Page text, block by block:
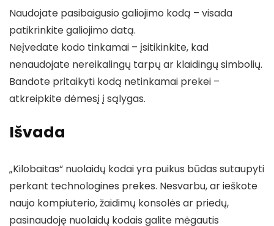
Naudojate pasibaigusio galiojimo kodą – visada
patikrinkite galiojimo datą.
Neįvedate kodo tinkamai – įsitikinkite, kad
nenaudojate nereikalingų tarpų ar klaidingų simbolių.
Bandote pritaikyti kodą netinkamai prekei –
atkreipkite dėmesį į sąlygas.
Išvada
„Kilobaitas“ nuolaidų kodai yra puikus būdas sutaupyti
perkant technologines prekes. Nesvarbu, ar ieškote
naujo kompiuterio, žaidimų konsolės ar priedų,
pasinaudoję nuolaidų kodais galite mėgautis